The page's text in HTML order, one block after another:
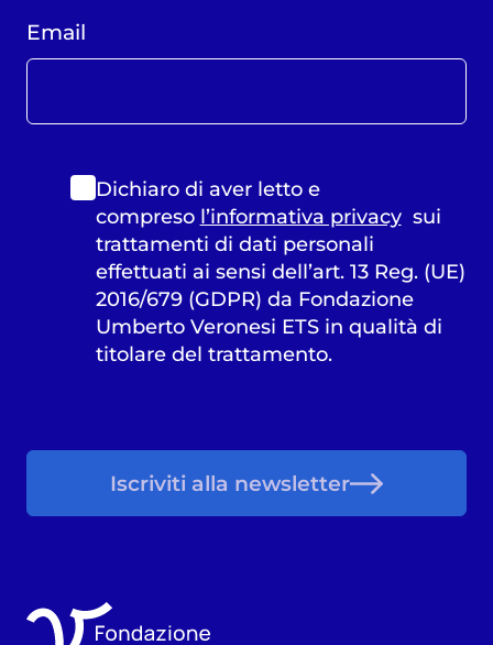
Email
Dichiaro di aver letto e
compreso l’informativa privacysui
trattamenti di dati personali
effettuati ai sensi dell’art. 13 Reg. (UE)
2016/679 (GDPR) da Fondazione
Umberto Veronesi ETS in qualità di
titolare del trattamento.
Iscriviti alla newsletter